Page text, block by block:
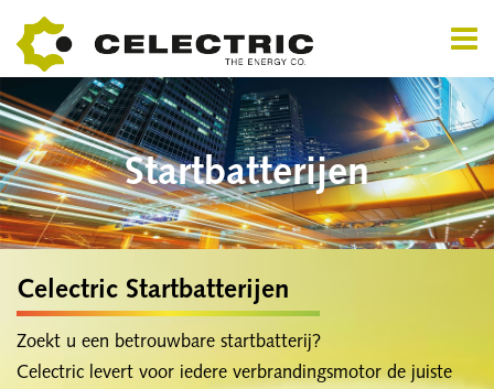
Startbatterijen
Celectric Startbatterijen
Zoekt u een betrouwbare startbatterij?
Celectric levert voor iedere verbrandingsmotor de juiste